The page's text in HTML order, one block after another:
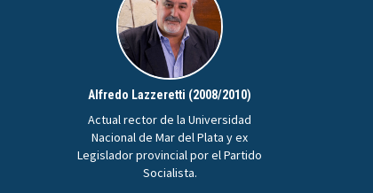
Alfredo Lazzeretti (2008/2010)
Actual rector de la Universidad
Nacional de Mar del Plata y ex
Legislador provincial por el Partido
Socialista.